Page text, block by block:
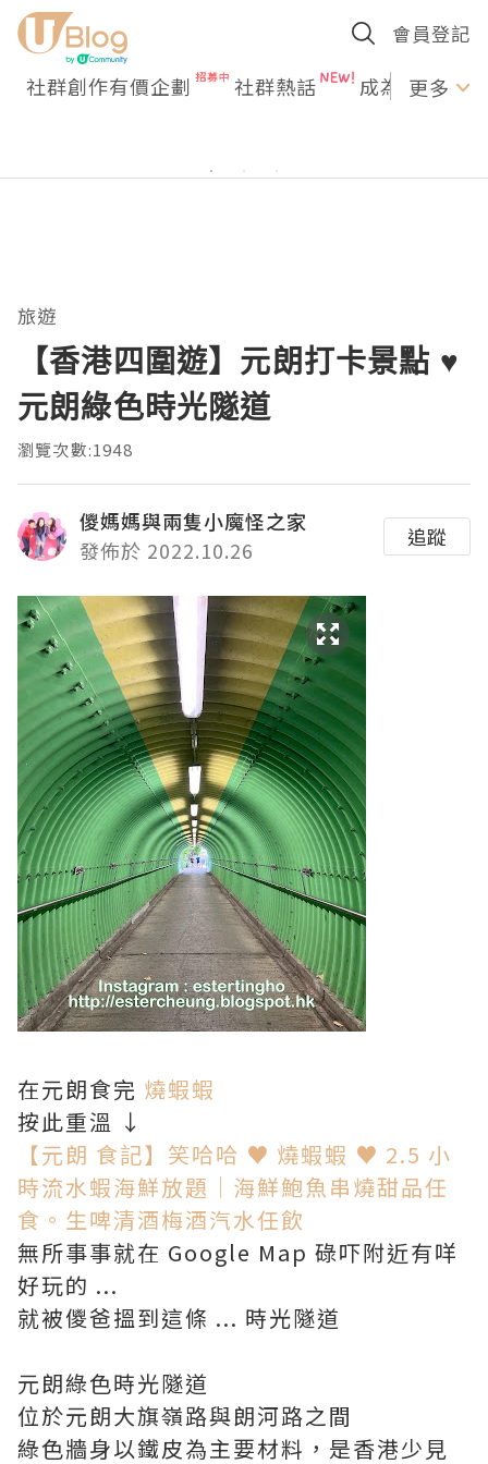
會員登記
社群創作有價企劃 社群熱話 成為U更多
旅遊
【香港四圍遊】元朗打卡景點 ♥
元朗綠色時光隧道
瀏覽次數:1948
儍媽媽與兩隻小魔怪之家
發佈於 2022.10.26
追蹤
在元朗食完 燒蝦蝦
按此重溫 ↓
【元朗 食記】笑哈哈 ♥ 燒蝦蝦 ♥ 2.5 小
時流水蝦海鮮放題│海鮮鮑魚串燒甜品任
食。生啤清酒梅酒汽水任飲
無所事事就在 Google Map 碌吓附近有咩
好玩的 ...
就被儍爸搵到這條 ... 時光隧道
元朗綠色時光隧道
位於元朗大旗嶺路與朗河路之間
綠色牆身以鐵皮為主要材料，是香港少見